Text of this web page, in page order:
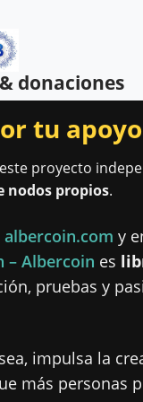
donaciones
tu
proyecto
nodos propios.
albercoin.com y
– Albercoin es
pruebas y
impulsa la
más personas